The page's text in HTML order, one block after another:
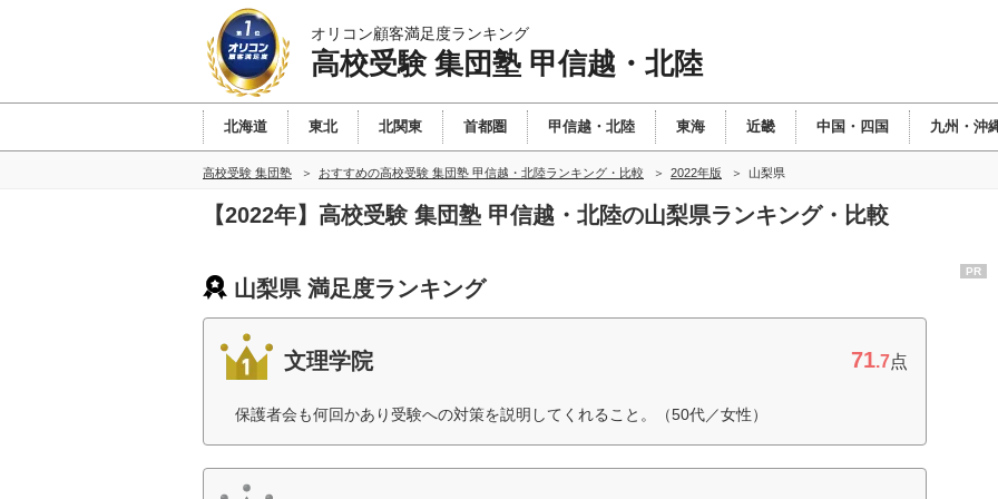
オリコン顧客満足度ランキング
高校受験 集団塾 甲信越・北陸
北海道 東北 北関東 首都圏 甲信越・北陸 東海 近畿 中国・四国 九州・沖
高校受験 集団塾 おすすめの高校受験 集団塾 甲信越・北陸ランキング・比較 2022年版 山梨県
【2022年】高校受験 集団塾 甲信越・北陸の山梨県ランキング・比較
山梨県 満足度ランキング
文理学院 71.7点
保護者会も何回かあり受験への対策を説明してくれること。（50代／女性）
PR